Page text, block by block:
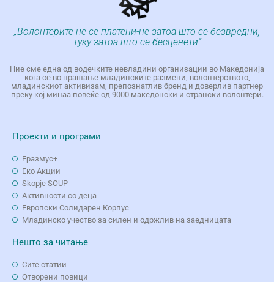
„Волонтерите не се платени-не затоа што се безвредни,
туку затоа што се бесценети“
Ние сме една од водечките невладини организации во Македонија
кога се во прашање младинските размени, волонтерството,
младинскиот активизам, препознатлив бренд и доверлив партнер
преку кој минаа повеќе од 9000 македонски и странски волонтери.
Проекти и програми
Еразмус+
Еко Aкции
Skopje SOUP
Активности со деца
Европски Солидарен Корпус
Младинско учество за силен и одржлив на заедницата
Нешто за читање
Сите статии
Отворени повици